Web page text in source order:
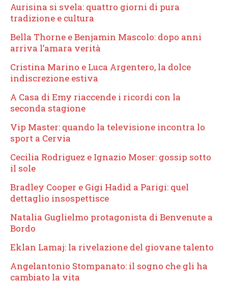
Aurisina si svela: quattro giorni di pura
tradizione e cultura
Bella Thorne e Benjamin Mascolo: dopo anni
arriva l’amara verità
Cristina Marino e Luca Argentero, la dolce
indiscrezione estiva
A Casa di Emy riaccende i ricordi con la
seconda stagione
Vip Master: quando la televisione incontra lo
sport a Cervia
Cecilia Rodriguez e Ignazio Moser: gossip sotto
il sole
Bradley Cooper e Gigi Hadid a Parigi: quel
dettaglio insospettisce
Natalia Guglielmo protagonista di Benvenute a
Bordo
Eklan Lamaj: la rivelazione del giovane talento
Angelantonio Stompanato: il sogno che gli ha
cambiato la vita